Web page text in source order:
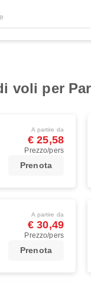
voli per
A partire da
€ 25,58
Prezzo/pers
Prenota
A partire da
€ 30,49
Prezzo/pers
Prenota